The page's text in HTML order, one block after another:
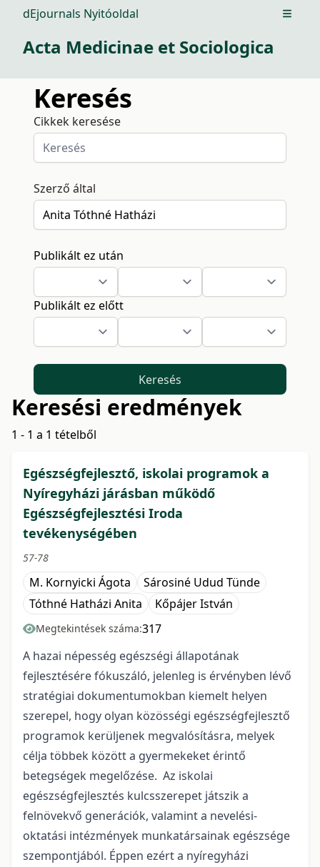
dEjournals Nyitóoldal Open
Acta Medicinae et Sociologica
Keresés
Cikkek keresése
Szerző által
Publikált ez után
Publikált ez előtt
Keresés
Keresési eredmények
1 - 1 a 1 tételből
Egészségfejlesztő, iskolai programok a
Nyíregyházi járásban működő
Egészségfejlesztési Iroda
tevékenységében
57-78
M. Kornyicki Ágota
Sárosiné Udud Tünde
Tóthné Hatházi Anita
Kőpájer István
Megtekintések száma:317
A hazai népesség egészségi állapotának
fejlesztésére fókuszáló, jelenleg is érvényben lévő
stratégiai dokumentumokban kiemelt helyen
szerepel, hogy olyan közösségi egészségfejlesztő
programok kerüljenek megvalósításra, melyek
célja többek között a gyermekeket érintő
betegségek megelőzése. Az iskolai
egészségfejlesztés kulcsszerepet játszik a
felnövekvő generációk, valamint a nevelési-
oktatási intézmények munkatársainak egészsége
szempontjából. Éppen ezért a nyíregyházi